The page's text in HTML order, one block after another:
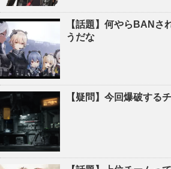
【話題】何やらBANさ
うだな
【疑問】今回爆破する